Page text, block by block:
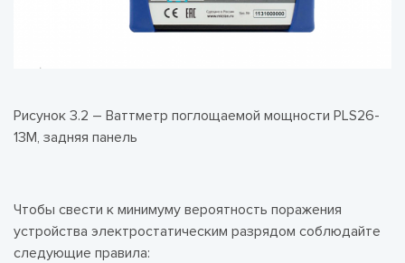
Рисунок 3.2 – Ваттметр поглощаемой мощности PLS26-
13M, задняя панель
Чтобы свести к минимуму вероятность поражения
устройства электростатическим разрядом соблюдайте
следующие правила: